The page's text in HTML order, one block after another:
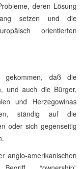
deren Lösung
setzen und die
orientierten
gekommen, daß die
und auch die Bürger,
und Herzegowinas
ständig auf die
oder sich gegenseitig
anglo-amerikanischen